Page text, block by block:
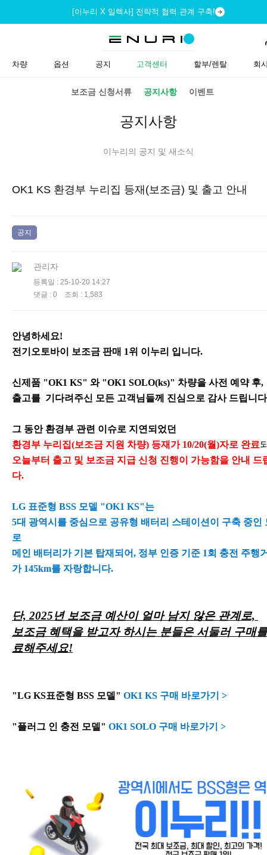
[이누리 X 일렉사] 전략적 협력 관계 구축!
차량 옵션 공지 고객센터 할부/렌탈 회
보조금 신청서류 공지사항 이벤트
공지사항
이누리의 공지 및 새소식
OK1 KS 환경부 누리집 등재(보조금) 및 출고 안내
공지
관리자
등록일 : 25-10-20 14:27
댓글 : 0 조회 : 1,583
안녕하세요!
전기오토바이 보조금 판매 1위 이누리 입니다.
신제품 "OK1 KS" 와 "OK1 SOLO(ks)" 차량을 사전 예약 후,
출고를 기다려주신 모든 고객님들께 진심으로 감사 드립니
그 동안 환경부 관련 이슈로 지연되었던
환경부 누리집(보조금 지원 차량) 등재가 10/20(월)자로 완료
오늘부터 출고 및 보조금 지급 신청 진행이 가능함을 안내 드
다.
LG 표준형 BSS 모델 "OK1 KS"는
5대 광역시를 중심으로 공유형 배터리 스테이션이 구축 중인
로
메인 배터리가 기본 탑재되어, 정부 인증 기준 1회 충전 주행
가 145km를 자랑합니다.
단, 2025년 보조금 예산이 얼마 남지 않은 관계로,
보조금 혜택을 받고자 하시는 분들은 서둘러 구매
료해주세요!
"LG KS표준형 BSS 모델" OK1 KS 구매 바로가기 >
"플러그 인 충전 모델" OK1 SOLO 구매 바로가기 >